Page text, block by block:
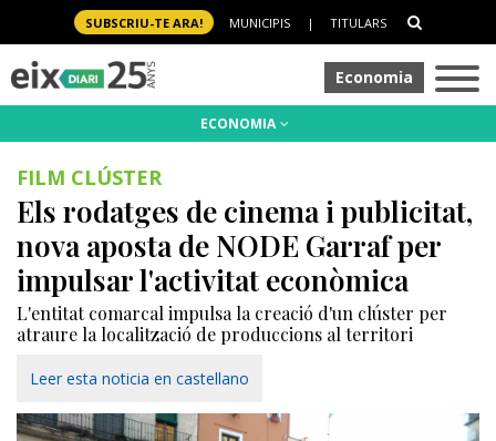
SUBSCRIU-TE ARA! MUNICIPIS | TITULARS
Economia
ECONOMIA
FILM CLÚSTER
Els rodatges de cinema i publicitat,
nova aposta de NODE Garraf per
impulsar l'activitat econòmica
L'entitat comarcal impulsa la creació d'un clúster per
atraure la localització de produccions al territori
Leer esta noticia en castellano